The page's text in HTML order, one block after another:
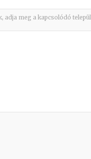
adja meg a kapcsolódó